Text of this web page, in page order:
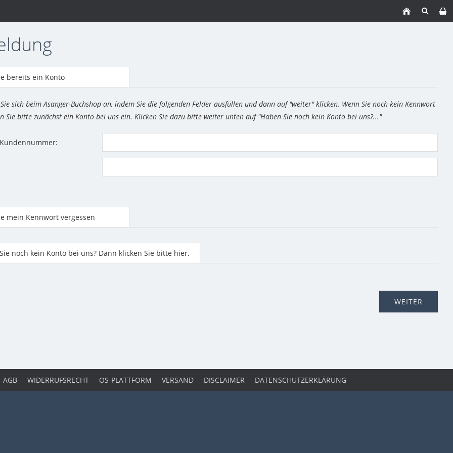
bereits ein Konto
sich beim Asanger-Buchshop an, indem Sie die folgenden Felder ausfüllen und dann auf "weiter" klicken. Wenn Sie noch kein Kennwort
Sie bitte zunächst ein Konto bei uns ein. Klicken Sie dazu bitte weiter unten auf "Haben Sie noch kein Konto bei uns?..."
mein Kennwort vergessen
noch kein Konto bei uns? Dann klicken Sie bitte hier.
AGB WIDERRUFSRECHT OS-PLATTFORM VERSAND DISCLAIMER DATENSCHUTZERKLÄRUNG